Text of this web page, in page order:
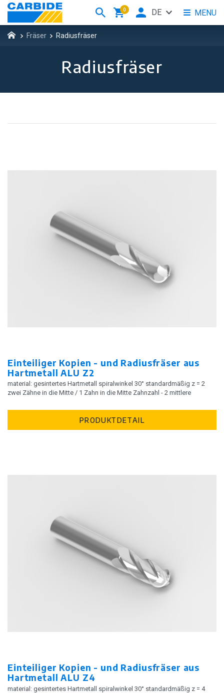
Fräser Radiusfräser
Radiusfräser
Einteiliger Kopien - und Radiusfräser aus
Hartmetall ALU Z2
material: gesintertes Hartmetall spiralwinkel 30° standardmäßig z = 2
zwei Zähne in die Mitte / 1 Zahn in die Mitte Zahnzahl - 2 mittlere
PRODUKTDETAIL
Einteiliger Kopien - und Radiusfräser aus
Hartmetall ALU Z4
material: gesintertes Hartmetall spiralwinkel 30° standardmäßig z = 4
0 MENU
DE